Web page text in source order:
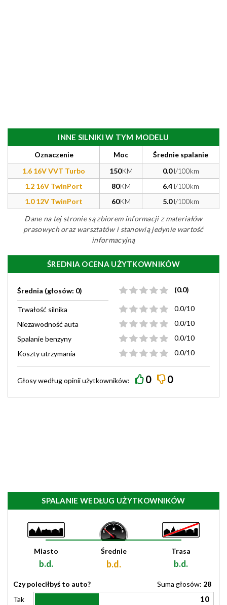
INNE SILNIKI W TYM MODELU
Oznaczenie Moc
Średnie spalanie
1.6 16V VVT Turbo
150KM 0.0l/100km
1.2 16V TwinPort
80KM 6.4l/100km
1.0 12V TwinPort
60KM 5.0l/100km
Dane na tej stronie są zbiorem informacji z materiałów
prasowych oraz warsztatów i stanowią jedynie wartość
informacyjną
ŚREDNIA OCENA UŻYTKOWNIKÓW
Średnia (głosów: 0) (0.0)
Trwałość silnika
0.0/10
Niezawodność auta
0.0/10
Spalanie benzyny
0.0/10
Koszty utrzymania
0.0/10
Głosy wedługopiniiużytkowników: 0 0
SPALANIE WEDŁUG UŻYTKOWNIKÓW
Miasto
b.d.
Średnie
b.d.
Trasa
b.d.
Czy poleciłbyś to auto? Suma głosów: 28
Tak
10